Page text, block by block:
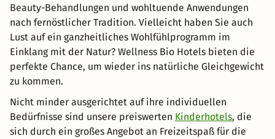
Beauty-Behandlungen und wohltuende Anwendungen
nach fernöstlicher Tradition. Vielleicht haben Sie auch
Lust auf ein ganzheitliches Wohlfühlprogramm im
Einklang mit der Natur? Wellness Bio Hotels bieten die
perfekte Chance, um wieder ins natürliche Gleichgewicht
zu kommen.
Nicht minder ausgerichtet auf ihre individuellen
Bedürfnisse sind unsere preiswerten Kinderhotels, die
sich durch ein großes Angebot an Freizeitspaß für die